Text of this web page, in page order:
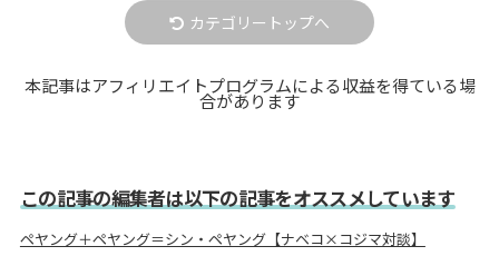
カテゴリートップへ
本記事はアフィリエイトプログラムによる収益を得ている場
合があります
この記事の編集者は以下の記事をオススメしています
ペヤング＋ペヤング＝シン・ペヤング【ナベコ×コジマ対談】